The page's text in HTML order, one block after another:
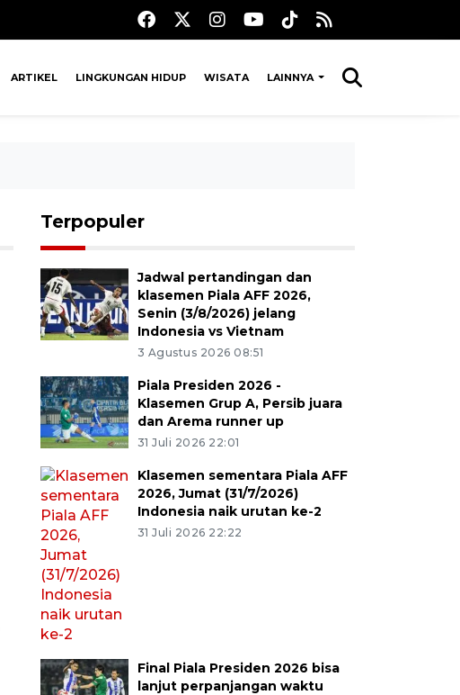
ARTIKEL LINGKUNGAN HIDUP WISATA LAINNYA
Terpopuler
Jadwal pertandingan dan
klasemen Piala AFF 2026,
Senin (3/8/2026) jelang
Indonesia vs Vietnam
3 Agustus 2026 08:51
Piala Presiden 2026 -
Klasemen Grup A, Persib juara
dan Arema runner up
31 Juli 2026 22:01
Klasemen sementara Piala AFF
2026, Jumat (31/7/2026)
Indonesia naik urutan ke-2
31 Juli 2026 22:22
Final Piala Presiden 2026 bisa
lanjut perpanjangan waktu